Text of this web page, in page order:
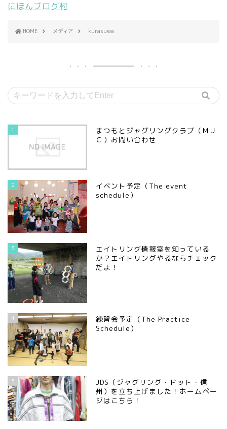
にほんブログ村
HOME メディア kurasuwa
1
まつもとジャグリングクラブ（ＭＪ
Ｃ）お問い合わせ
2
イベント予定（The event
schedule）
3
エイトリング情報室を知っている
か？エイトリングやるならチェック
だよ！
4
練習会予定（The Practice
Schedule）
5
JDS（ジャグリング・ドット・信
州）を立ち上げました！ホームペー
ジはこちら！